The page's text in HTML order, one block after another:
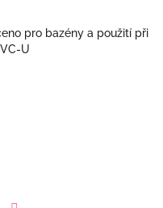
pro bazény a použití při
U